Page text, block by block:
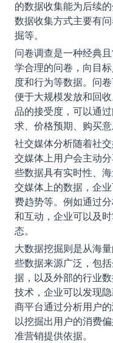
的数据收集能为后续
数据收集方式主要有
掘等。
问卷调查是一种经典
学合理的问卷，向目
度和行为等数据。问
便于大规模发放和回
品的接受度，可以通
求、价格预期、购买意
社交媒体分析随着社
交媒体上用户会主动
些数据具有实时性、
交媒体上的数据，企
费趋势等。例如通过
和互动，企业可以及
态。
大数据挖掘则是从海
些数据来源广泛，包
据，以及外部的行业
技术，企业可以发现
商平台通过分析用户
以挖掘出用户的消费
准营销提供依据。